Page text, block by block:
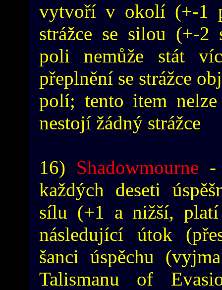
vytvoří v okolí (+-1
strážce se silou (+-2
poli nemůže stát
přeplnění se strážce
polí; tento item
nestojí žádný strážce
16) Shadowmourne -
každých deseti
sílu (+1 a nižší,
následující útok
šanci úspěchu
Talismanu of